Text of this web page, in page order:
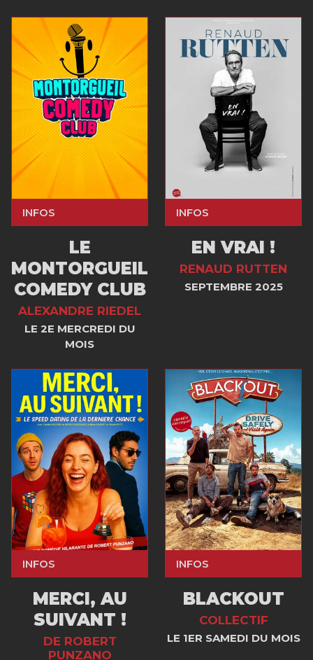
INFOS
LE
MONTORGUEIL
COMEDY CLUB
ALEXANDRE RIEDEL
LE 2E MERCREDI DU
MOIS
INFOS
EN VRAI !
RENAUD RUTTEN
SEPTEMBRE 2025
INFOS
MERCI, AU
SUIVANT !
DE ROBERT
PUNZANO
INFOS
BLACKOUT
COLLECTIF
LE 1ER SAMEDI DU MOIS